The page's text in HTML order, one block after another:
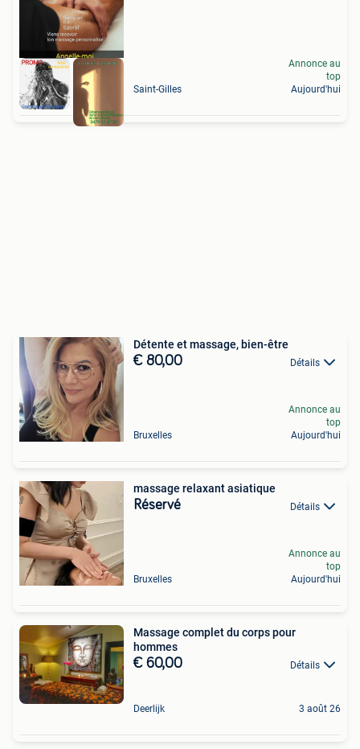
Saint-Gilles
Annonce au
top
Aujourd'hui
Détente et massage, bien-être
€ 80,00 Détails
Bruxelles
Annonce au
top
Aujourd'hui
massage relaxant asiatique
Réservé Détails
Bruxelles
Annonce au
top
Aujourd'hui
Massage complet du corps pour
hommes
€ 60,00 Détails
Deerlijk 3 août 26